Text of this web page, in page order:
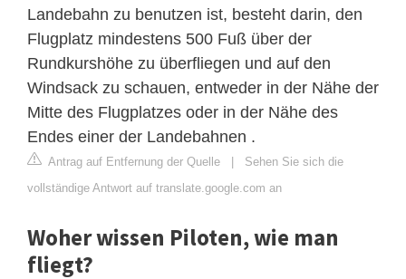
Landebahn zu benutzen ist, besteht darin, den
Flugplatz mindestens 500 Fuß über der
Rundkurshöhe zu überfliegen und auf den
Windsack zu schauen, entweder in der Nähe der
Mitte des Flugplatzes oder in der Nähe des
Endes einer der Landebahnen .
Antrag auf Entfernung der Quelle | Sehen Sie sich die
vollständige Antwort auf translate.google.com an
Woher wissen Piloten, wie man
fliegt?